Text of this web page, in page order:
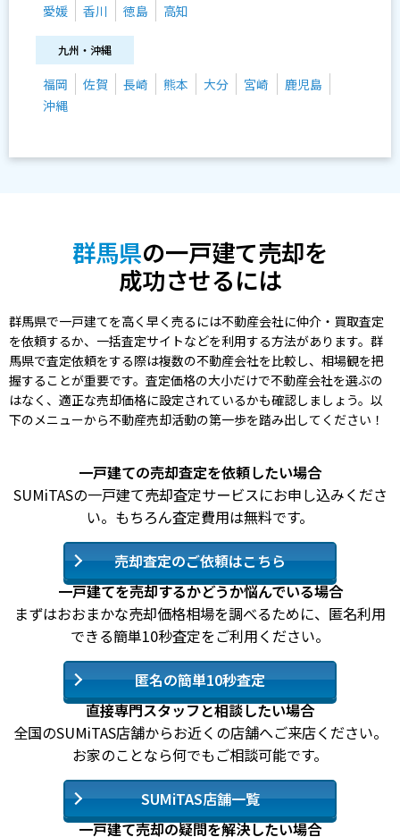
愛媛 香川 徳島 高知
九州・沖縄
福岡 佐賀 長崎 熊本 大分 宮崎
鹿児島
沖縄
群馬県の一戸建て売却を
成功させるには
群馬県で一戸建てを高く早く売るには不動産会社に仲介・買取査定
を依頼するか、一括査定サイトなどを利用する方法があります。群
馬県で査定依頼をする際は複数の不動産会社を比較し、相場観を把
握することが重要です。査定価格の大小だけで不動産会社を選ぶの
はなく、適正な売却価格に設定されているかも確認しましょう。以
下のメニューから不動産売却活動の第一歩を踏み出してください！
一戸建ての売却査定を依頼したい場合
SUMiTASの一戸建て売却査定サービスにお申し込みくださ
い。もちろん査定費用は無料です。
売却査定のご依頼はこちら
一戸建てを売却するかどうか悩んでいる場合
まずはおおまかな売却価格相場を調べるために、匿名利用
できる簡単10秒査定をご利用ください。
匿名の簡単10秒査定
直接専門スタッフと相談したい場合
全国のSUMiTAS店舗からお近くの店舗へご来店ください。
お家のことなら何でもご相談可能です。
SUMiTAS店舗一覧
一戸建て売却の疑問を解決したい場合